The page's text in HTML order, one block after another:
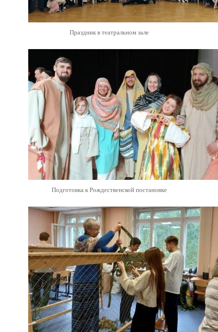
Праздник в театральном зале
Подготовка к Рождественской постановке